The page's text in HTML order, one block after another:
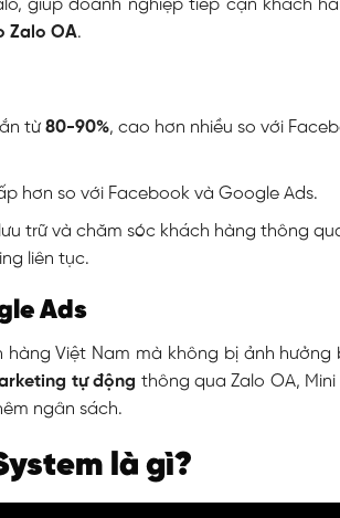
giúp doanh nghiệp tiếp cận khách
Zalo OA.
từ80-90%, cao hơn nhiều so với
hơn so với Facebook và Google Ads.
trữ và chăm sóc khách hàng thông
liên tục.
Ads
hàng Việt Nam mà không bị ảnh
tự động thông qua Zalo OA,
ngân sách.
là gì?